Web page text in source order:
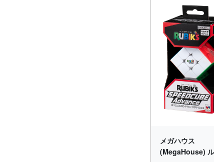
メガハウス
(MegaHouse)